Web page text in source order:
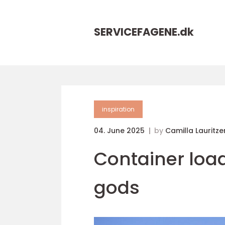
SERVICEFAGENE.dk
inspiration
04. June 2025 by Camilla
Container
gods